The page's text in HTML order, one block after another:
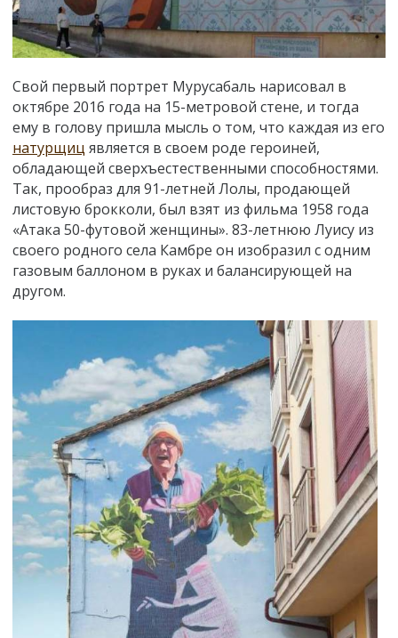
Свой первый портрет Мурусабаль нарисовал в
октябре 2016 года на 15-метровой стене, и тогда
ему в голову пришла мысль о том, что каждая из его
натурщиц является в своем роде героиней,
обладающей сверхъестественными способностями.
Так, прообраз для 91-летней Лолы, продающей
листовую брокколи, был взят из фильма 1958 года
«Атака 50-футовой женщины». 83-летнюю Луису из
своего родного села Камбре он изобразил с одним
газовым баллоном в руках и балансирующей на
другом.